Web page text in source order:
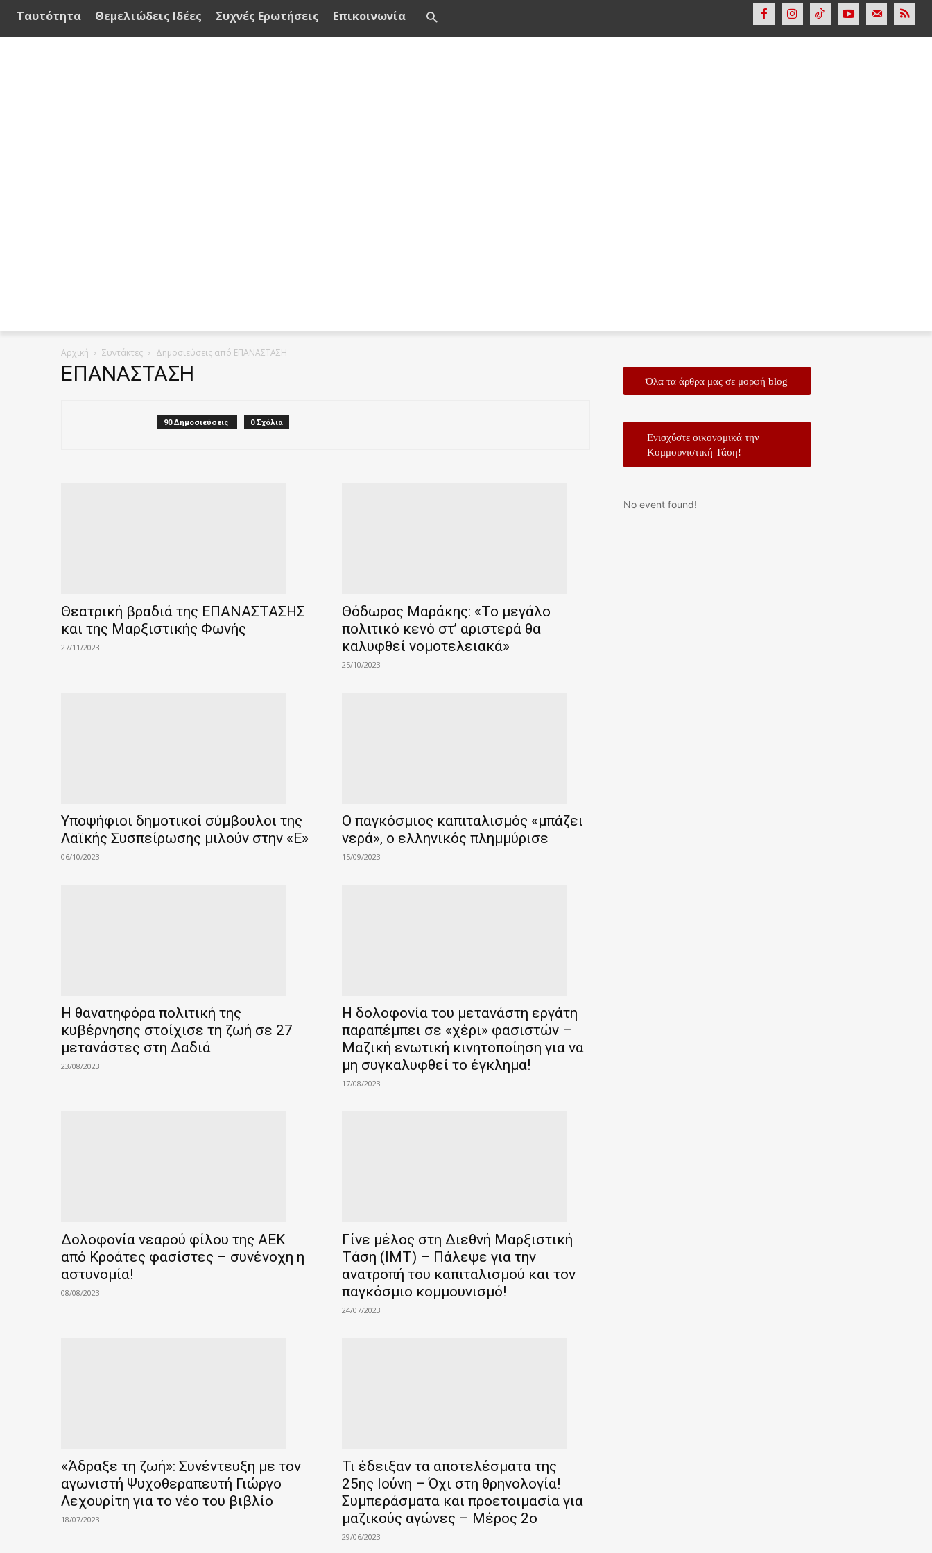
Ταυτότητα Θεμελιώδεις Ιδέες Συχνές Ερωτήσεις Επικοινωνία
Αρχική Συντάκτες Δημοσιεύσεις από ΕΠΑΝΑΣΤΑΣΗ
ΕΠΑΝΑΣΤΑΣΗ
90 Δημοσιεύσεις 0 Σχόλια
Θεατρική βραδιά της ΕΠΑΝΑΣΤΑΣΗΣ
και της Μαρξιστικής Φωνής
27/11/2023
Θόδωρος Μαράκης: «Το μεγάλο
πολιτικό κενό στ’ αριστερά θα
καλυφθεί νομοτελειακά»
25/10/2023
Υποψήφιοι δημοτικοί σύμβουλοι της
Λαϊκής Συσπείρωσης μιλούν στην «Ε»
06/10/2023
Ο παγκόσμιος καπιταλισμός «μπάζει
νερά», ο ελληνικός πλημμύρισε
15/09/2023
Η θανατηφόρα πολιτική της
κυβέρνησης στοίχισε τη ζωή σε 27
μετανάστες στη Δαδιά
23/08/2023
Η δολοφονία του μετανάστη εργάτη
παραπέμπει σε «χέρι» φασιστών –
Μαζική ενωτική κινητοποίηση για να
μη συγκαλυφθεί το έγκλημα!
17/08/2023
Δολοφονία νεαρού φίλου της ΑΕΚ
από Κροάτες φασίστες – συνένοχη η
αστυνομία!
08/08/2023
Γίνε μέλος στη Διεθνή Μαρξιστική
Τάση (IMT) – Πάλεψε για την
ανατροπή του καπιταλισμού και τον
παγκόσμιο κομμουνισμό!
24/07/2023
«Άδραξε τη ζωή»: Συνέντευξη με τον
αγωνιστή Ψυχοθεραπευτή Γιώργο
Λεχουρίτη για το νέο του βιβλίο
18/07/2023
Τι έδειξαν τα αποτελέσματα της
25ης Ιούνη – Όχι στη θρηνολογία!
Συμπεράσματα και προετοιμασία για
μαζικούς αγώνες – Μέρος 2ο
29/06/2023
Όλα τα άρθρα μας σε μορφή blog
Ενισχύστε οικονομικά την
Κομμουνιστική Τάση!
No event found!